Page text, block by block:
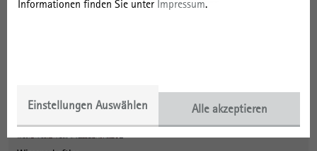
Informationen finden Sie unter Impressum.
Einstellungen Auswählen Alle akzeptieren